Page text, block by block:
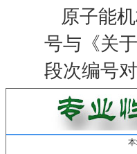
原子能
号与《关
段次编号